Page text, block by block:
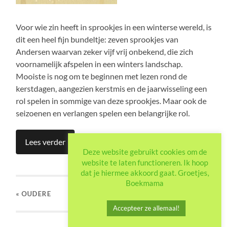
Voor wie zin heeft in sprookjes in een winterse wereld, is
dit een heel fijn bundeltje: zeven sprookjes van
Andersen waarvan zeker vijf vrij onbekend, die zich
voornamelijk afspelen in een winters landschap.
Mooiste is nog om te beginnen met lezen rond de
kerstdagen, aangezien kerstmis en de jaarwisseling een
rol spelen in sommige van deze sprookjes. Maar ook de
seizoenen en verlangen spelen een belangrijke rol.
Lees verder
« OUDERE
Deze website gebruikt cookies om de
website te laten functioneren. Ik hoop
dat je hiermee akkoord gaat. Groetjes,
Boekmama
Accepteer ze allemaal!